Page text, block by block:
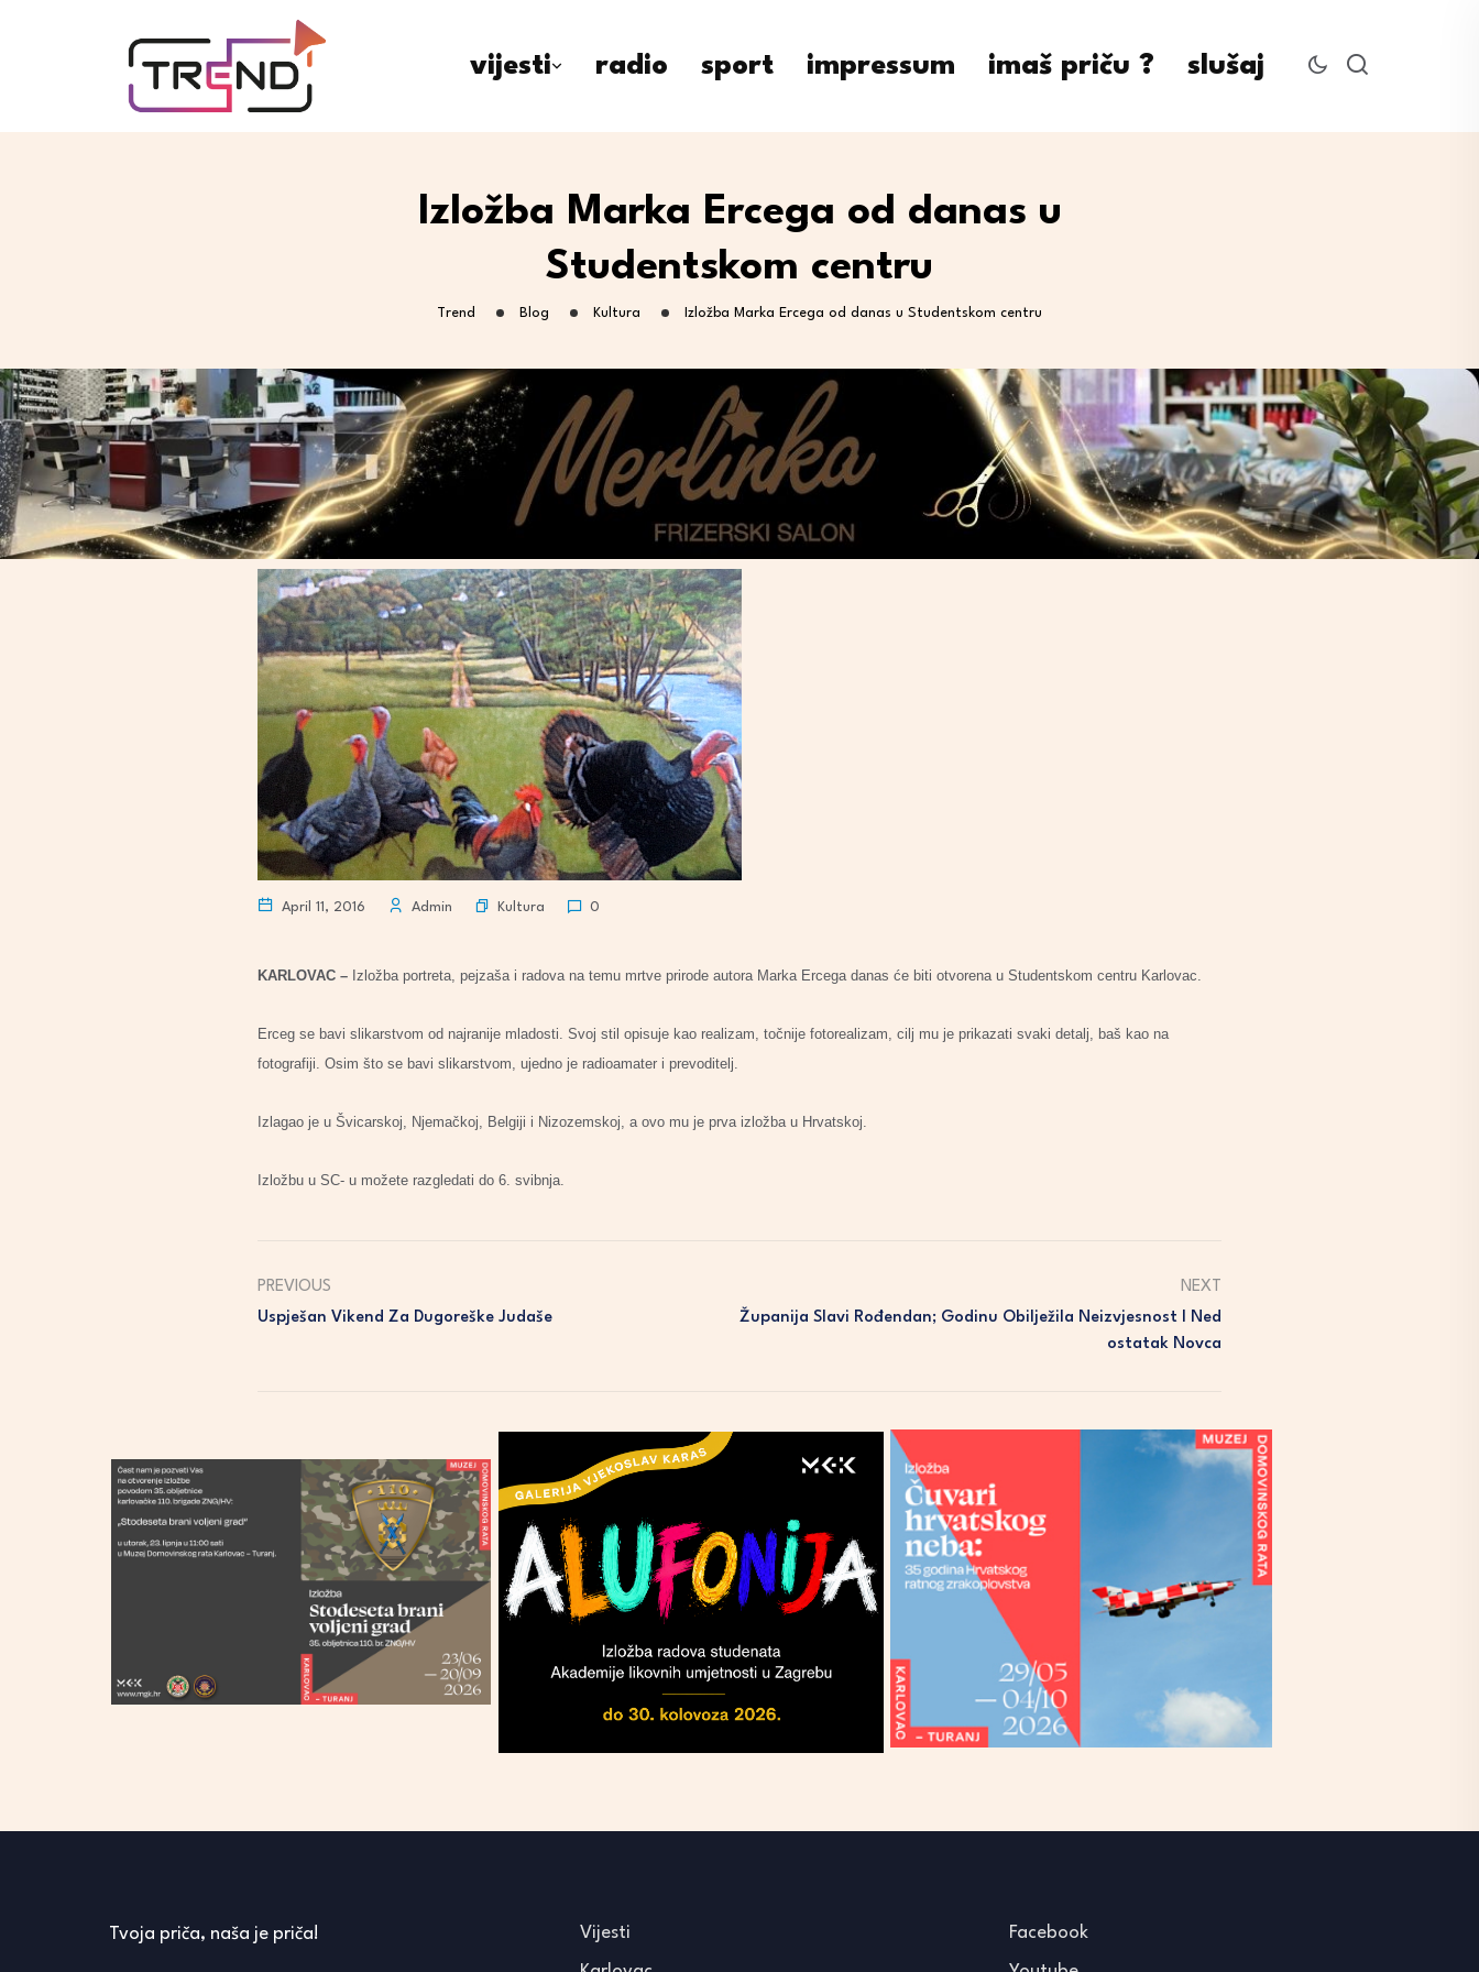
vijesti radio sport impressum imaš priču ? slušaj
Izložba Marka Ercega od danas u
Studentskom centru
Trend Blog Kultura Izložba Marka Ercega od danas u Studentskom centru
April 11, 2016 Admin Kultura 0
KARLOVAC – Izložba portreta, pejzaša i radova na temu mrtve prirode autora Marka Ercega danas će biti otvorena u Studentskom centru Karlovac.
Erceg se bavi slikarstvom od najranije mladosti. Svoj stil opisuje kao realizam, točnije fotorealizam, cilj mu je prikazati svaki detalj, baš kao na
fotografiji. Osim što se bavi slikarstvom, ujedno je radioamater i prevoditelj.
Izlagao je u Švicarskoj, Njemačkoj, Belgiji i Nizozemskoj, a ovo mu je prva izložba u Hrvatskoj.
Izložbu u SC- u možete razgledati do 6. svibnja.
PREVIOUS
Uspješan Vikend Za Dugoreške Judaše
NEXT
Županija Slavi Rođendan; Godinu Obilježila Neizvjesnost I Ned
Ostatak Novca
Tvoja priča, naša je priča! Vijesti Facebook